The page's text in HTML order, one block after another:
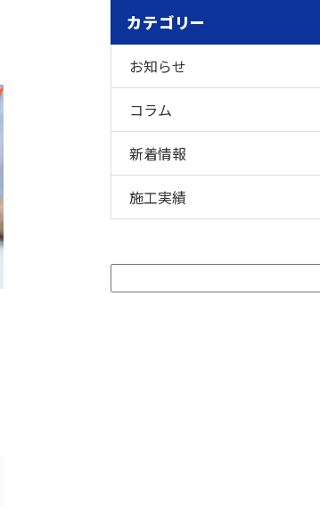
カテゴリー
お知らせ
コラム
新着情報
施工実績